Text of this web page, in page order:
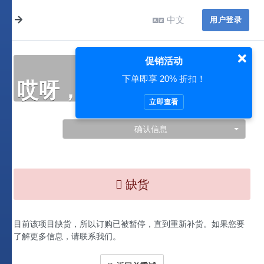
中文 用户登录
哎呀，此处出现了问题…
确认信息
缺货
目前该项目缺货，所以订购已被暂停，直到重新补货。如果您要
了解更多信息，请联系我们。
促销活动
下单即享 20% 折扣！
立即查看